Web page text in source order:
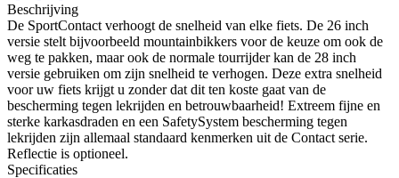
Beschrijving
De SportContact verhoogt de snelheid van elke fiets. De 26 inch
versie stelt bijvoorbeeld mountainbikkers voor de keuze om ook de
weg te pakken, maar ook de normale tourrijder kan de 28 inch
versie gebruiken om zijn snelheid te verhogen. Deze extra snelheid
voor uw fiets krijgt u zonder dat dit ten koste gaat van de
bescherming tegen lekrijden en betrouwbaarheid! Extreem fijne en
sterke karkasdraden en een SafetySystem bescherming tegen
lekrijden zijn allemaal standaard kenmerken uit de Contact serie.
Reflectie is optioneel.
Specificaties